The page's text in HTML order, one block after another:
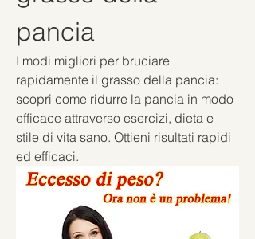
pancia
I modi migliori per bruciare
rapidamente il grasso della pancia:
scopri come ridurre la pancia in modo
efficace attraverso esercizi, dieta e
stile di vita sano. Ottieni risultati rapidi
ed efficaci.